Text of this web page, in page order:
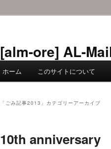
[alm-ore] AL-
ホーム このサイトについて
「 ごみ記事2013 」カテゴリーアーカイブ
10th anniversary